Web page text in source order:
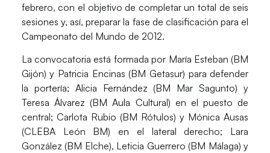
febrero, con el objetivo de completar un total de seis
sesiones y, así, preparar la fase de clasificación para el
Campeonato del Mundo de 2012.
La convocatoria está formada por María Esteban (BM
Gijón) y Patricia Encinas (BM Getasur) para defender
la portería; Alicia Fernández (BM Mar Sagunto) y
Teresa Álvarez (BM Aula Cultural) en el puesto de
central; Carlota Rubio (BM Rótulos) y Mónica Ausas
(CLEBA León BM) en el lateral derecho; Lara
González (BM Elche), Leticia Guerrero (BM Málaga) y